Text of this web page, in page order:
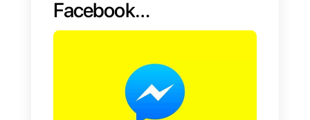
vendas pelo
Messenger